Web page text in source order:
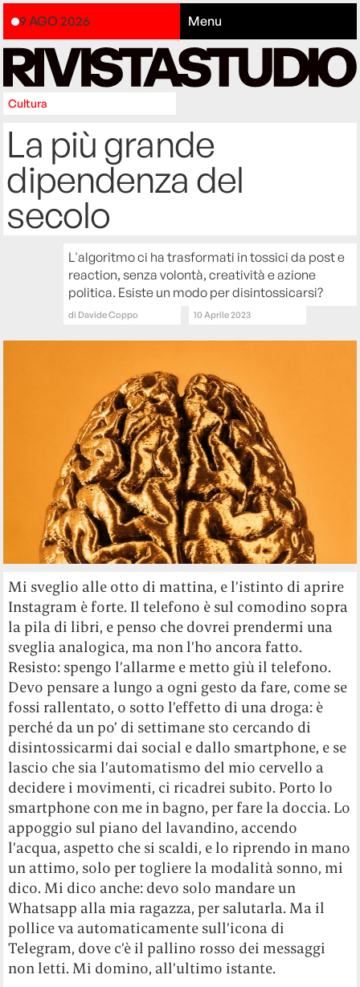
9 AGO 2026 Menu
Cultura
La più grande
dipendenza del
secolo
L'algoritmo ci ha trasformati in tossici da post e
reaction, senza volontà, creatività e azione
politica. Esiste un modo per disintossicarsi?
di Davide Coppo 10 Aprile 2023
Mi sveglio alle otto di mattina, e l’istinto di aprire
Instagram è forte. Il telefono è sul comodino sopra
la pila di libri, e penso che dovrei prendermi una
sveglia analogica, ma non l’ho ancora fatto.
Resisto: spengo l’allarme e metto giù il telefono.
Devo pensare a lungo a ogni gesto da fare, come se
fossi rallentato, o sotto l’effetto di una droga: è
perché da un po’ di settimane sto cercando di
disintossicarmi dai social e dallo smartphone, e se
lascio che sia l’automatismo del mio cervello a
decidere i movimenti, ci ricadrei subito. Porto lo
smartphone con me in bagno, per fare la doccia. Lo
appoggio sul piano del lavandino, accendo
l’acqua, aspetto che si scaldi, e lo riprendo in mano
un attimo, solo per togliere la modalità sonno, mi
dico. Mi dico anche: devo solo mandare un
Whatsapp alla mia ragazza, per salutarla. Ma il
pollice va automaticamente sull’icona di
Telegram, dove c’è il pallino rosso dei messaggi
non letti. Mi domino, all’ultimo istante.